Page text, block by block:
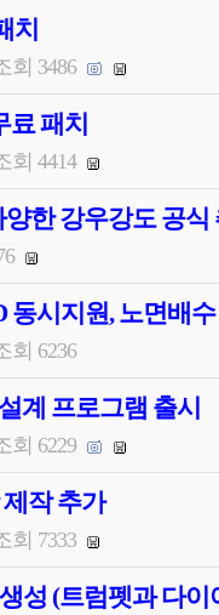
치
회 3486
료 패치
회 4414
한 강우강도 공식
동시지원, 노면배
회 6236
계 프로그램 출시
회 6229
제작 추가
회 7333
성 (트럼펫과 다